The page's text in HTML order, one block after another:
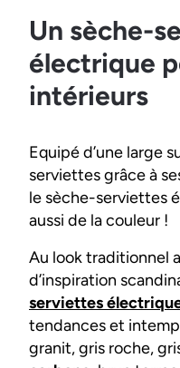
Un sèche-
électrique
intérieurs
Equipé d’une large
serviettes grâce à
le sèche-serviettes
aussi de la couleur !
Au look traditionnel
d’inspiration
serviettes
tendances et
granit, gris roche,